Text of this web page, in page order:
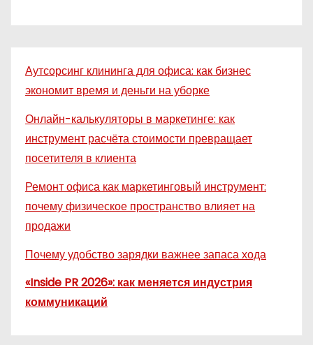
Аутсорсинг клининга для офиса: как бизнес
экономит время и деньги на уборке
Онлайн-калькуляторы в маркетинге: как
инструмент расчёта стоимости превращает
посетителя в клиента
Ремонт офиса как маркетинговый инструмент:
почему физическое пространство влияет на
продажи
Почему удобство зарядки важнее запаса хода
«Inside PR 2026»: как меняется индустрия
коммуникаций